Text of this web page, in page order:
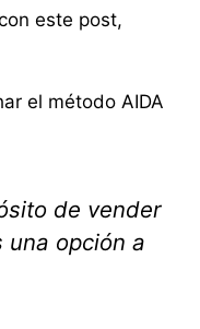
este post,
el método AIDA
de vender
una opción a